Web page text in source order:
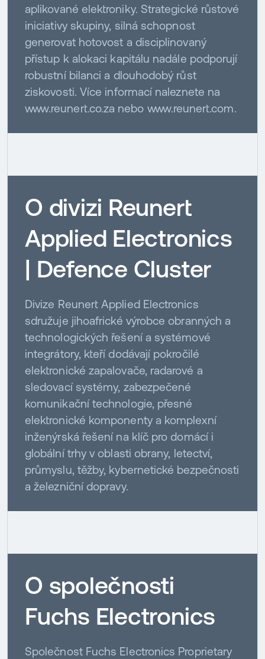
aplikované elektroniky. Strategické růstové
iniciativy skupiny, silná schopnost
generovat hotovost a disciplinovaný
přístup k alokaci kapitálu nadále podporují
robustní bilanci a dlouhodobý růst
ziskovosti. Více informací naleznete na
www.reunert.co.za nebo www.reunert.com.
O divizi Reunert
Applied Electronics
| Defence Cluster
Divize Reunert Applied Electronics
sdružuje jihoafrické výrobce obranných a
technologických řešení a systémové
integrátory, kteří dodávají pokročilé
elektronické zapalovače, radarové a
sledovací systémy, zabezpečené
komunikační technologie, přesné
elektronické komponenty a komplexní
inženýrská řešení na klíč pro domácí i
globální trhy v oblasti obrany, letectví,
průmyslu, těžby, kybernetické bezpečnosti
a železniční dopravy.
O společnosti
Fuchs Electronics
Společnost Fuchs Electronics Proprietary